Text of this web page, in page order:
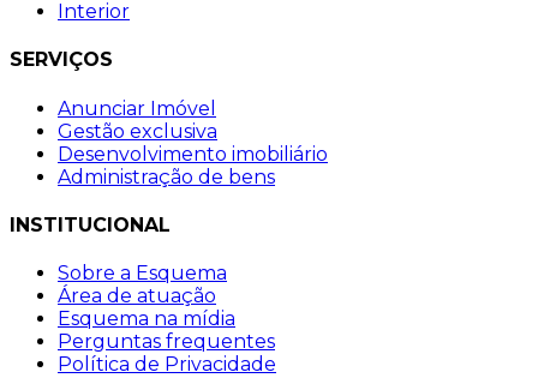
Interior
SERVIÇOS
Anunciar Imóvel
Gestão exclusiva
Desenvolvimento imobiliário
Administração de bens
INSTITUCIONAL
Sobre a Esquema
Área de atuação
Esquema na mídia
Perguntas frequentes
Política de Privacidade